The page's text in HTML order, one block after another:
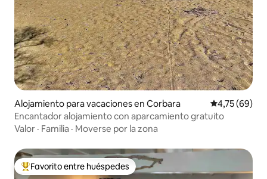
Alojamiento para vacaciones en Corbara Calificación
4,75 (69)
Encantador alojamiento con aparcamiento gratuito
Valor · Familia · Moverse por la zona
Favorito entre los huéspedes más destacados
Favorito entre huéspedes